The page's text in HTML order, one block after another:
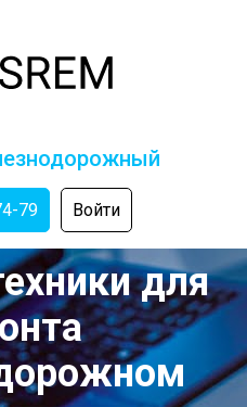
79 Войти
для